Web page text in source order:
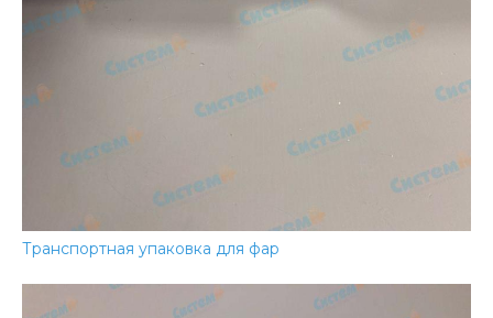
Транспортная упаковка для фар